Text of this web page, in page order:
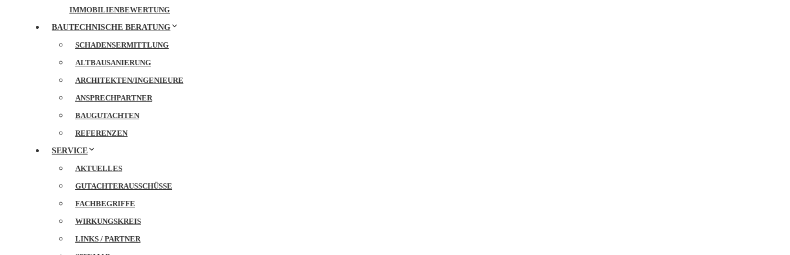
IMMOBILIENBEWERTUNG
BAUTECHNISCHE BERATUNG
SCHADENSERMITTLUNG
ALTBAUSANIERUNG
ARCHITEKTEN/INGENIEURE
ANSPRECHPARTNER
BAUGUTACHTEN
REFERENZEN
SERVICE
AKTUELLES
GUTACHTERAUSSCHÜSSE
FACHBEGRIFFE
WIRKUNGSKREIS
LINKS / PARTNER